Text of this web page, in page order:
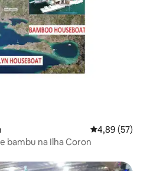
Classificação
4,89 (57)
bambu na Ilha Coron